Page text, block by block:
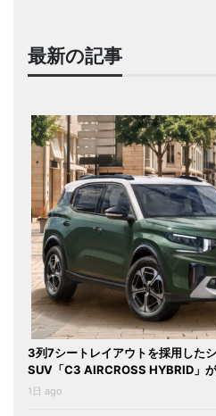
最新の記事
3列7シートレイアウトを採用した
SUV「C3 AIRCROSS HYBRID」
1日 ago